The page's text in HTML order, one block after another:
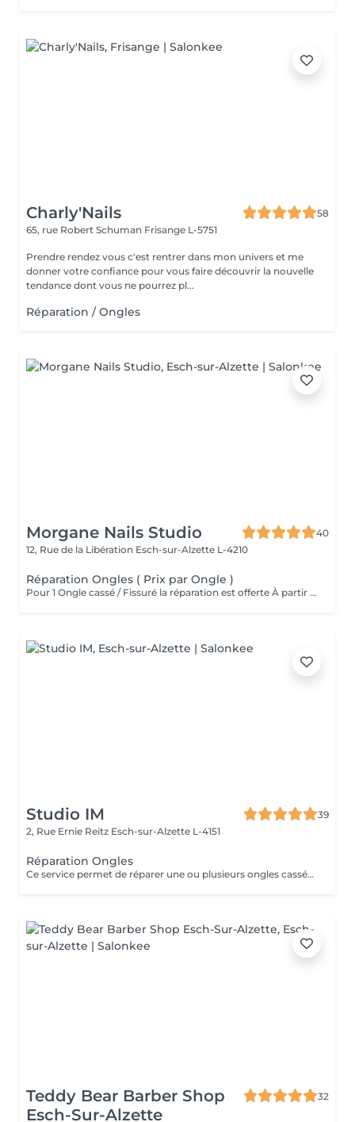
Charly'Nails
58
65, rue Robert Schuman Frisange L-5751
Prendre rendez vous c'est rentrer dans mon univers et me
donner votre confiance pour vous faire découvrir la nouvelle
tendance dont vous ne pourrez pl...
Réparation / Ongles
Morgane Nails Studio
40
12, Rue de la Libération Esch-sur-Alzette L-4210
Réparation Ongles ( Prix par Ongle )
Pour 1 Ongle cassé / Fissuré la réparation est offerte À partir de 2 ongles la réparation sera facturée 3 euros par ongle
Studio IM
39
2, Rue Ernie Reitz Esch-sur-Alzette L-4151
Réparation Ongles
Ce service permet de réparer une ou plusieurs ongles cassés ou abîmés, afin de retrouver une apparence harmonieuse et soignée. La réparation est valable uniquement jusqu'à 2 semaines après la pose. Au-delà de 2 semaines, une prestation de remplissage sera nécessaire.
Teddy Bear Barber Shop
Esch-Sur-Alzette
32